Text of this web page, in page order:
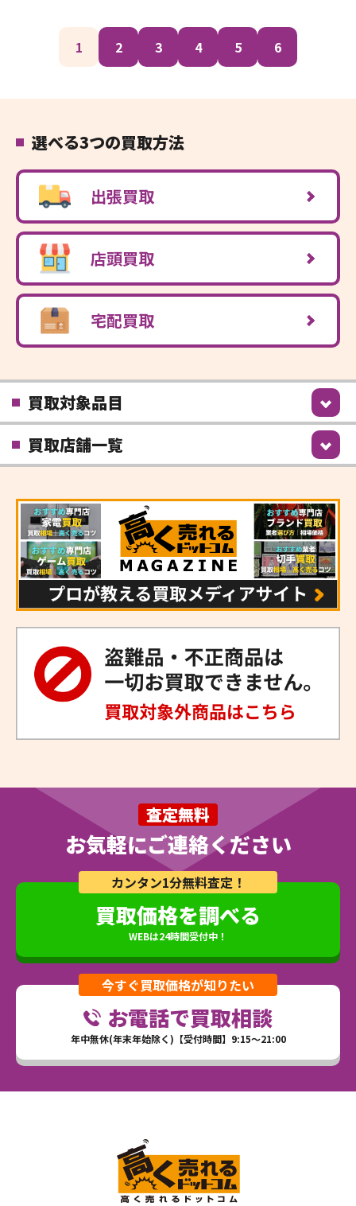
1 2 3 4 5 6
選べる3つの買取方法
出張買取
店頭買取
宅配買取
買取対象品目
買取店舗一覧
査定無料
お気軽にご連絡ください
カンタン1分無料査定！
買取価格を調べる
WEBは24時間受付中！
今すぐ買取価格が知りたい
お電話で買取相談
年中無休(年末年始除く)【受付時間】9:15～21:00